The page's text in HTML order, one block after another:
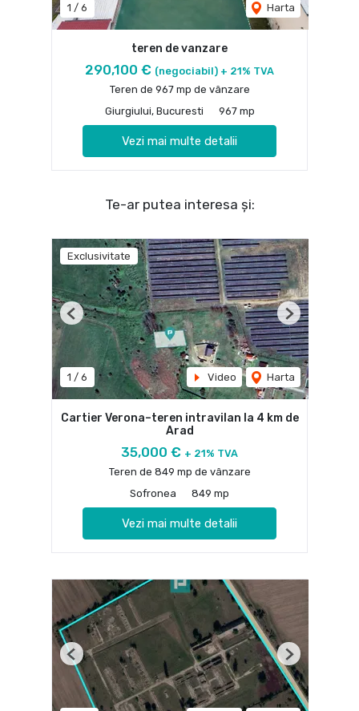
1 / 6 Harta
teren de vanzare
290,100 € (negociabil) + 21% TVA
Teren de 967 mp de vânzare
Giurgiului, Bucuresti
967 mp
Vezi mai multe detalii
Te-ar putea interesa și:
Exclusivitate
1 / 6 Video Harta
Previous Next
Cartier Verona–teren intravilan la 4 km de
Arad
35,000 € + 21% TVA
Teren de 849 mp de vânzare
Sofronea
849 mp
Vezi mai multe detalii
Previous Next